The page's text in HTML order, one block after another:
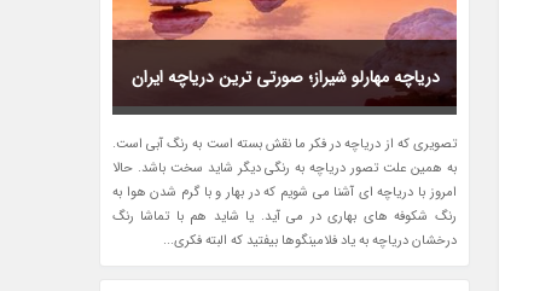
دریاچه مهارلو شیراز؛ صورتی ترین دریاچه ایران
تصویری که از دریاچه در فکر ما نقش بسته است به رنگ آبی است.
به همین علت تصور دریاچه به رنگی دیگر شاید سخت باشد. حالا
امروز با دریاچه ای آشنا می شویم که در بهار و با گرم شدن هوا به
رنگ شکوفه های بهاری در می آید. یا شاید هم با تماشا رنگ
درخشان دریاچه به یاد فلامینگوها بیفتید که البته فکری...